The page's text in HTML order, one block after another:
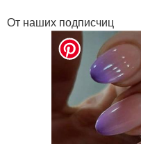
От наших подписчиц